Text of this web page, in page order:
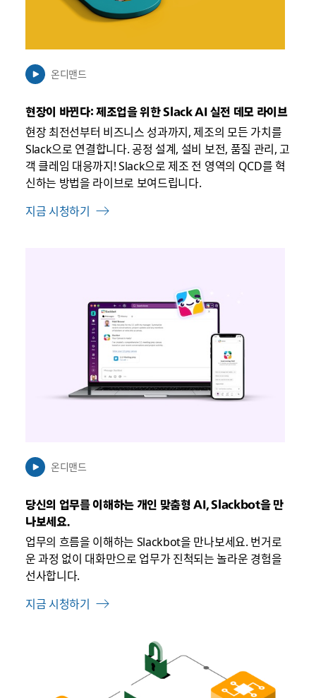
릴
수
있
온디맨드
현장이 바뀐다: 제조업을 위한 Slack AI 실전 데모 라이브
현장 최전선부터 비즈니스 성과까지, 제조의 모든 가치를
Slack으로 연결합니다. 공정 설계, 설비 보전, 품질 관리, 고
객 클레임 대응까지! Slack으로 제조 전 영역의 QCD를 혁
신하는 방법을 라이브로 보여드립니다.
지금 시청하기
온디맨드
당신의 업무를 이해하는 개인 맞춤형 AI, Slackbot을 만
나보세요.
업무의 흐름을 이해하는 Slackbot을 만나보세요. 번거로
운 과정 없이 대화만으로 업무가 진척되는 놀라운 경험을
선사합니다.
지금 시청하기